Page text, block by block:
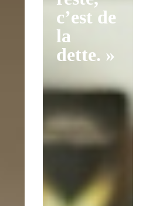
c’est de
la
dette. »